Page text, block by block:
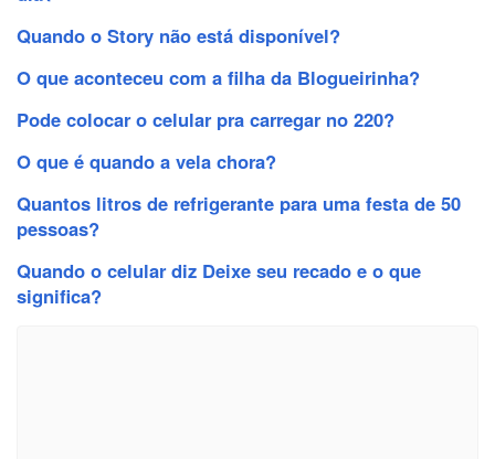
Quando o Story não está disponível?
O que aconteceu com a filha da Blogueirinha?
Pode colocar o celular pra carregar no 220?
O que é quando a vela chora?
Quantos litros de refrigerante para uma festa de 50
pessoas?
Quando o celular diz Deixe seu recado e o que
significa?